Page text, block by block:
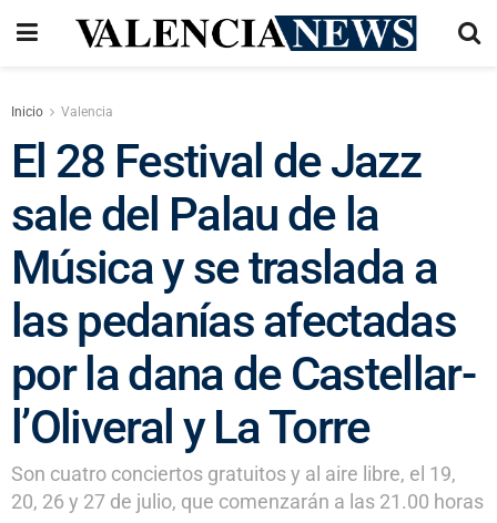
Inicio Valencia
El 28 Festival de Jazz
sale del Palau de la
Música y se traslada a
las pedanías afectadas
por la dana de Castellar-
l’Oliveral y La Torre
Son cuatro conciertos gratuitos y al aire libre, el 19,
20, 26 y 27 de julio, que comenzarán a las 21.00 horas